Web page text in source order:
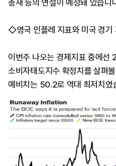
총재 등의 연설이 예정돼 있습니
◇영국 인플레 지표와 미국 경기
이번주 나오는 경제지표 중에선
소비자태도지수 확정치를 살펴
예비치는 50.2로 역대 최저치였